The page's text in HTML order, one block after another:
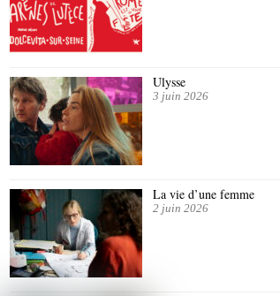
Ulysse
3 juin 2026
La vie d’une femme
2 juin 2026